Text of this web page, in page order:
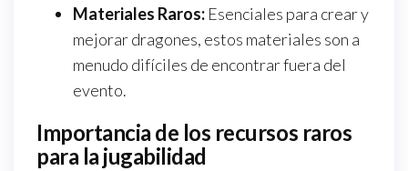
Materiales Raros: Esenciales para crear y
mejorar dragones, estos materiales son a
menudo difíciles de encontrar fuera del
evento.
Importancia de los recursos raros
para la jugabilidad